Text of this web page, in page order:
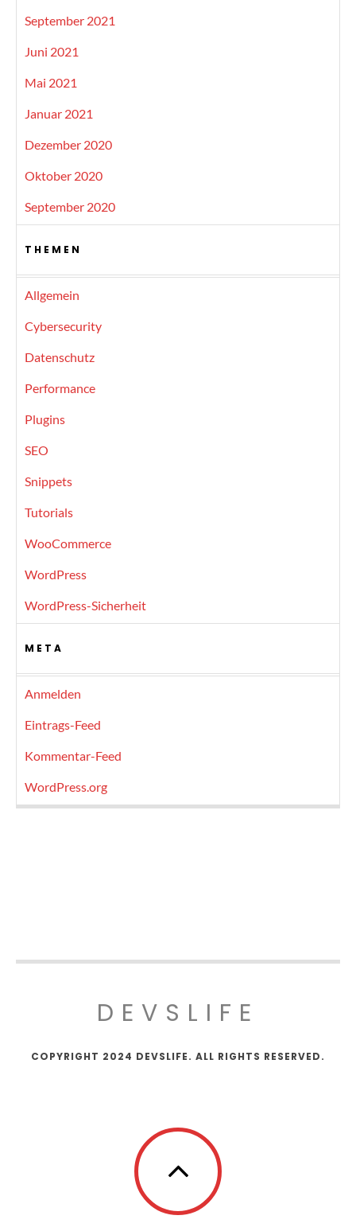
September 2021
Juni 2021
Mai 2021
Januar 2021
Dezember 2020
Oktober 2020
September 2020
THEMEN
Allgemein
Cybersecurity
Datenschutz
Performance
Plugins
SEO
Snippets
Tutorials
WooCommerce
WordPress
WordPress-Sicherheit
META
Anmelden
Eintrags-Feed
Kommentar-Feed
WordPress.org
DEVSLIFE
COPYRIGHT 2024 DEVSLIFE. ALL RIGHTS RESERVED.